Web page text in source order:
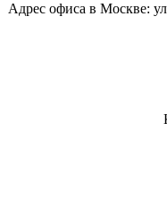
Адрес офиса в Москве: